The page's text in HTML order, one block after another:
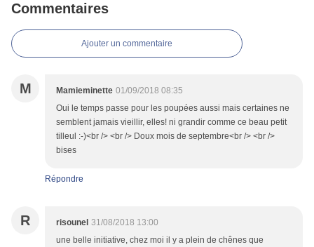
Commentaires
Ajouter un commentaire
M Mamieminette 01/09/2018 08:35
Oui le temps passe pour les poupées aussi mais certaines ne
semblent jamais vieillir, elles! ni grandir comme ce beau petit
tilleul :-)<br /> <br /> Doux mois de septembre<br /> <br />
bises
Répondre
R risounel 31/08/2018 13:00
une belle initiative, chez moi il y a plein de chênes que